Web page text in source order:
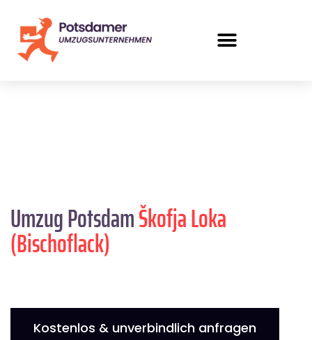
Umzug PotsdamŠkofja Loka
(Bischoflack)
Kostenlos & unverbindlich anfragen